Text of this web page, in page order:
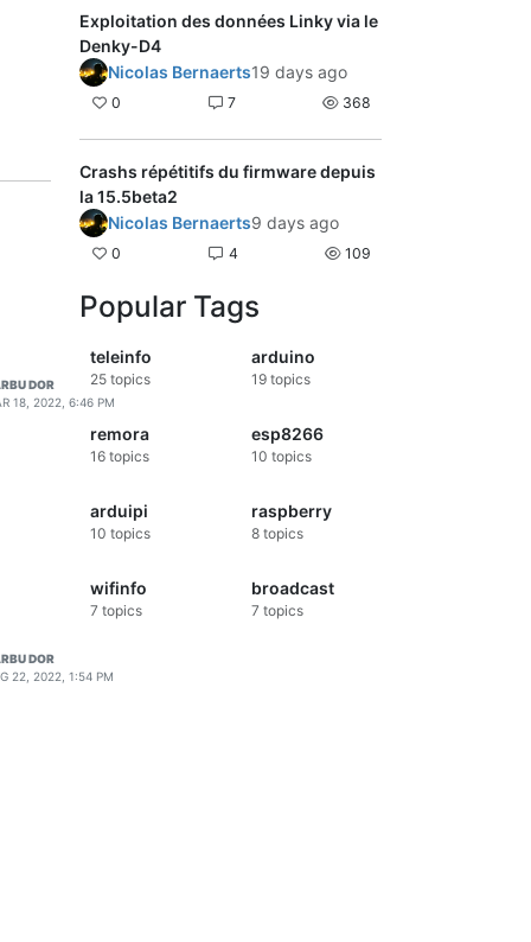
DOR
18, 2022, 6:46 PM
DOR
22, 2022, 1:54 PM
in
Exploitation des données Linky via le
Denky-D4
Nicolas Bernaerts19 days ago
0 7 368
Crashs répétitifs du firmware depuis
la 15.5beta2
Nicolas Bernaerts9 days ago
0 4 109
Popular Tags
teleinfo
25 topics
arduino
19topics
remora
16 topics
esp8266
10 topics
arduipi
10 topics
raspberry
8topics
wifinfo
7 topics
broadcast
7 topics